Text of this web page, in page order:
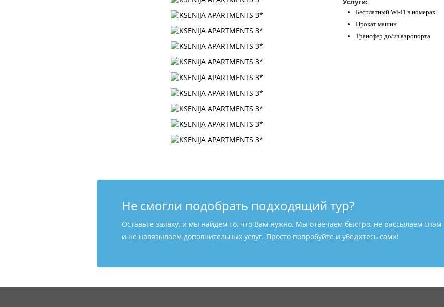
Бесплатный Wi-Fi в номерах
Прокат машин
Трансфер до/из аэропорта
Не смогли подобрать подходящий тур?
Оставьте заявку, и мы найдем то, что Вам нужно. Мы отвечаем быстро, не рассылаем спам
и не навязываем дополнительных услуг. Просто попробуйте и убедитесь сами!